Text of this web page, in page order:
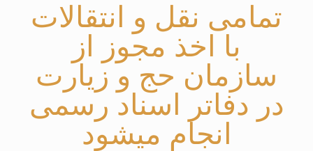
تمامی نقل و انتقالات
با اخذ مجوز از
سازمان حج و زیارت
در دفاتر اسناد رسمی
انجام میشود